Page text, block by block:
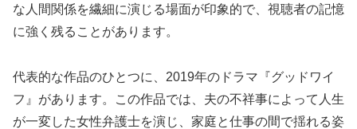
な人間関係を繊細に演じる場面が印象的で、視聴者の記憶
に強く残ることがあります。
代表的な作品のひとつに、2019年のドラマ『グッドワイ
フ』があります。この作品では、夫の不祥事によって人生
が一変した女性弁護士を演じ、家庭と仕事の間で揺れる姿